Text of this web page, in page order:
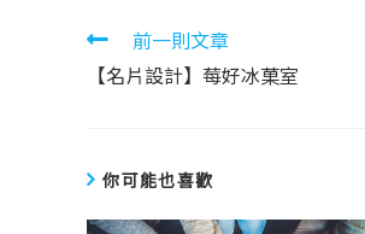
前一則文章
【名片設計】莓好冰菓室
你可能也喜歡